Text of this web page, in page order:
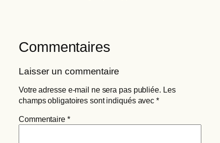
Commentaires
Laisser un commentaire
Votre adresse e-mail ne sera pas publiée. Les
champs obligatoires sont indiqués avec*
Commentaire *